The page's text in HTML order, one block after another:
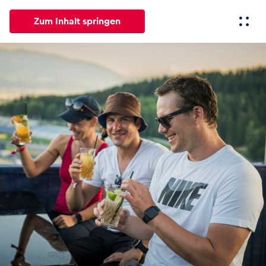
Zum Inhalt springen
Erlebnisse Seiten
News
Alle anzeigen
Events
Alle anzeigen